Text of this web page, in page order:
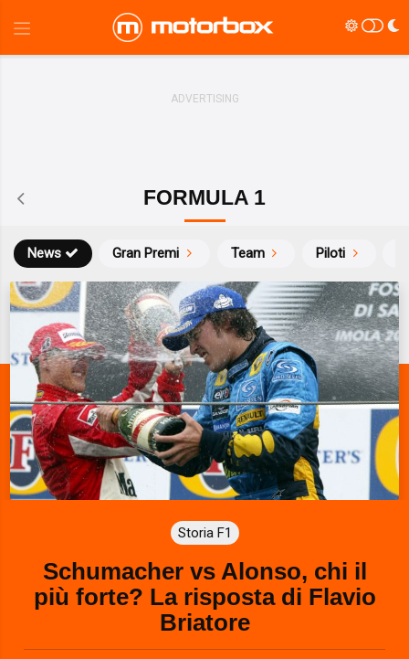
FORMULA 1
News Gran Premi Team Piloti
Storia F1
Schumacher vs Alonso, chi il
più forte? La risposta di Flavio
Briatore